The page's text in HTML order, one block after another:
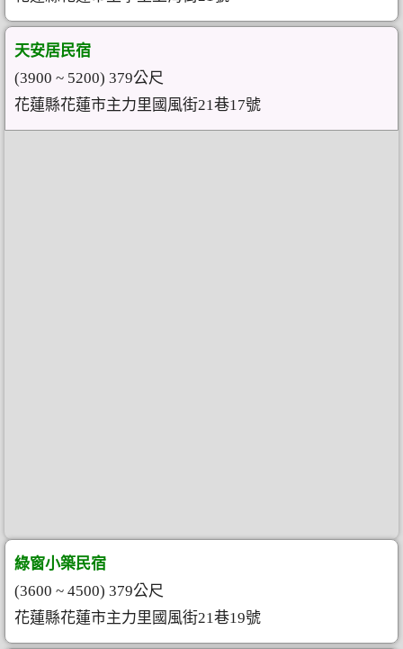
天安居民宿
(3900 ~ 5200) 379公尺
花蓮縣花蓮市主力里國風街21巷17號
綠窗小築民宿
(3600 ~ 4500) 379公尺
花蓮縣花蓮市主力里國風街21巷19號